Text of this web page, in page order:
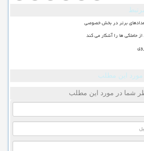
برتر در بخش خصوصی
ها را آشکار می کند
مورد این مطلب
شما در مورد این مطلب